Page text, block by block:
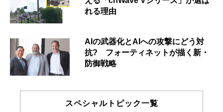
れる理由
AIの武器化とAIへの攻撃にどう対
抗? フォーティネットが描く新・
防御戦略
スペシャルトピック一覧